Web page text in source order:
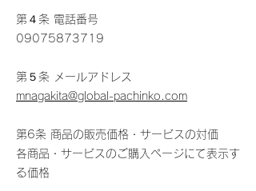
第４条 電話番号
09075873719
第５条 メールアドレス
mnagakita@global-pachinko.com
第6条 商品の販売価格・サービスの対価
各商品・サービスのご購入ページにて表示す
る価格